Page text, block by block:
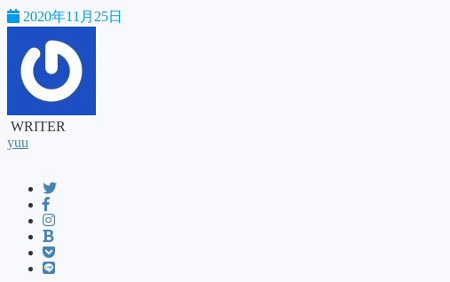
2020年11月25日
WRITER
yuu